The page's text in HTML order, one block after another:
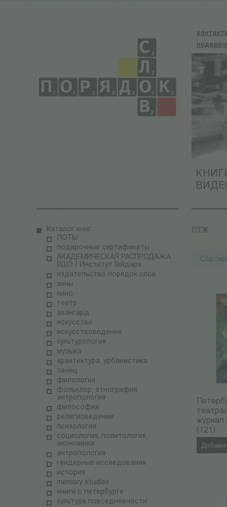
Каталог книг
ЛОТЫ
подарочные сертификаты
АКАДЕМИЧЕСКАЯ РАСПРОДАЖА
ВШЭ / Институт Гайдара
издательство порядок слов
зины
кино
театр
авангард
искусство
искусствоведение
культурология
музыка
архитектура, урбанистика
танец
филология
фольклор, этнография,
антропология
философия
религиоведение
психология
социология, политология,
экономика
антропология
гендерные исследования
история
memory studies
книги о петербурге
культура повседневности
ПТЖ
(121)